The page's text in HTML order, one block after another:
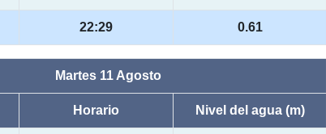
22:29 0.61
Martes 11 Agosto
Horario Nivel del agua (m)